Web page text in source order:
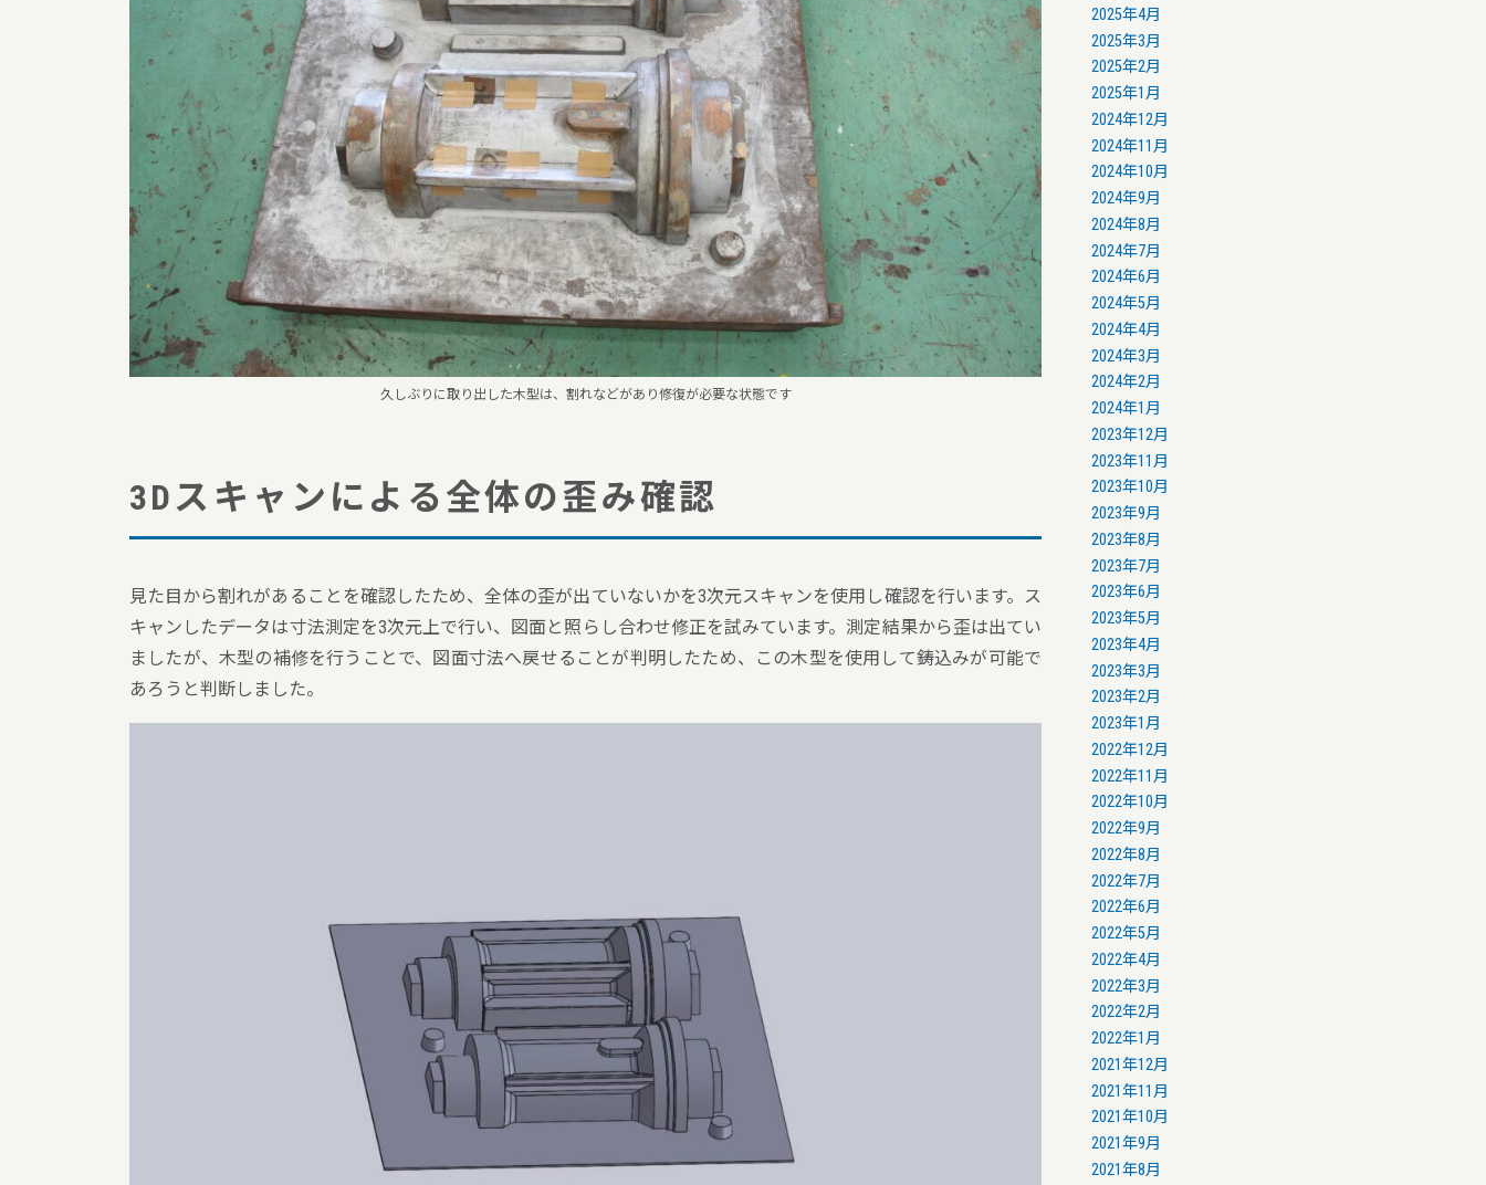
久しぶりに取り出した木型は、割れなどがあり修復が必要な状態です
3Dスキャンによる全体の歪み確認
見た目から割れがあることを確認したため、全体の歪が出ていないかを3次元スキャンを使用し確認を行います。ス
キャンしたデータは寸法測定を3次元上で行い、図面と照らし合わせ修正を試みています。測定結果から歪は出てい
ましたが、木型の補修を行うことで、図面寸法へ戻せることが判明したため、この木型を使用して鋳込みが可能で
あろうと判断しました。
2025年4月
2025年3月
2025年2月
2025年1月
2024年12月
2024年11月
2024年10月
2024年9月
2024年8月
2024年7月
2024年6月
2024年5月
2024年4月
2024年3月
2024年2月
2024年1月
2023年12月
2023年11月
2023年10月
2023年9月
2023年8月
2023年7月
2023年6月
2023年5月
2023年4月
2023年3月
2023年2月
2023年1月
2022年12月
2022年11月
2022年10月
2022年9月
2022年8月
2022年7月
2022年6月
2022年5月
2022年4月
2022年3月
2022年2月
2022年1月
2021年12月
2021年11月
2021年10月
2021年9月
2021年8月